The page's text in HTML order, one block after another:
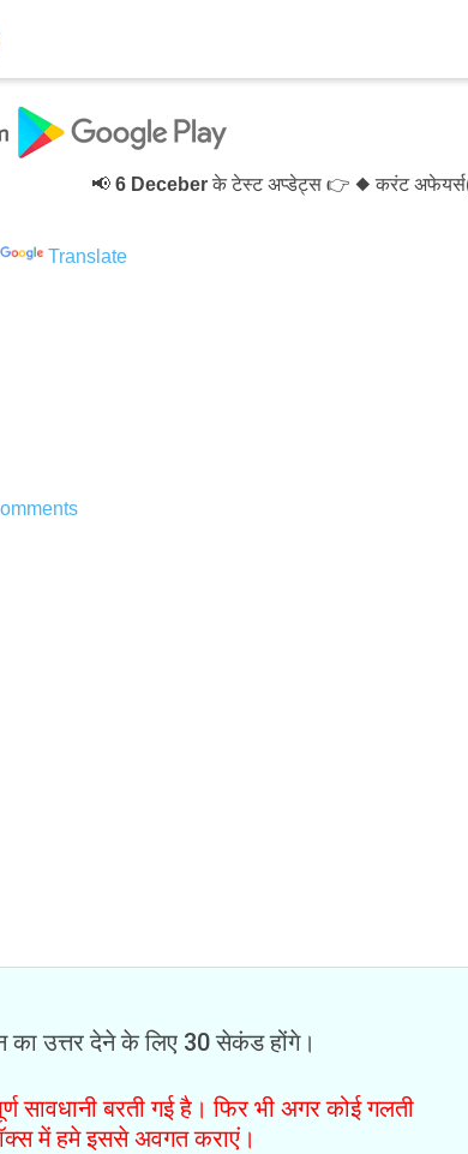
6 Deceberके टेस्ट अप्डेट्स 👉 ◆ करंट
Translate
उत्तर देने के लिए 30 सेकंड होंगे।
सावधानी बरती गई है। फिर भी अगर कोई गलती
में हमे इससे अवगत कराएं।